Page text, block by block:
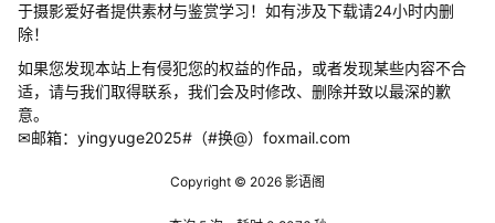
于摄影爱好者提供素材与鉴赏学习！如有涉及下载请24小时内删
除！
如果您发现本站上有侵犯您的权益的作品，或者发现某些内容不合
适，请与我们取得联系，我们会及时修改、删除并致以最深的歉
意。
✉邮箱：yingyuge2025#（#换@）foxmail.com
Copyright © 2026 影语阁